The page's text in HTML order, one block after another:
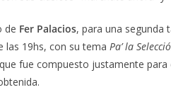
de Fer Palacios, para una segunda
las 19hs, con su tema Pa’ la
fue compuesto justamente